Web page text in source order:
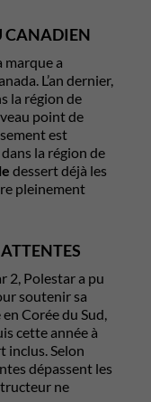
CANADIEN
marque a
L’an dernier,
la région de
point de
est
la région de
dessert déjà les
pleinement
2, Polestar a pu
soutenir sa
Corée du Sud,
cette année à
inclus. Selon
dépassent les
ne